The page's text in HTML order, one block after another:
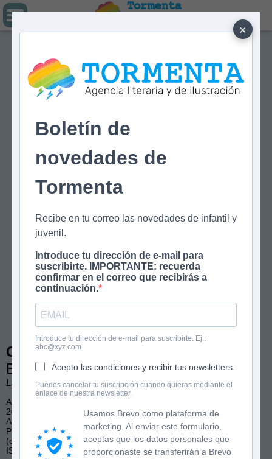
×
Boletín de
novedades de
Tormenta
Recibe en tu correo las novedades de infantil y
juvenil.
Introduce tu dirección de e-mail para
suscribirte. IMPORTANTE: recuerda
confirmar en el correo que recibirás a
continuación.
Introduce tu dirección de e-mail para suscribirte. Ej.:
abc@xyz.com
Acepto las condiciones y recibir tus newsletters.
Puedes cancelar tu suscripción cuando quieras mediante el
enlace de nuestra newsletter.
Usamos Brevo como plataforma de
marketing. Al enviar este formulario,
aceptas que los datos personales que
proporcionaste se transferirán a Brevo
Tormenta
Girls Channel 2
Exclusiva en el campamento
Lara Glitter. Ilustraciones de Cristina Triana.
A partir de 9 años
208 páginas, color
Amistad, Compañerismo, Humor
Publicado por Anaya Infantil y Juvenil (castellano) y Barcanova
(catalán)
ISBN: 9788414359730